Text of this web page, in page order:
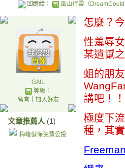
回應給： 巫山行雲（DreamCould
GAIL
等級：
留言｜ 加入好友
文章推薦人 (1)
梅峰健保免費公投
怎麼？
性羞辱
某遺憾
蛆的朋
講吧！！
極度下
種，其